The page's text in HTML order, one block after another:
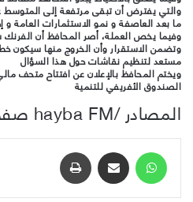
والتي يفترض أن تبقى مرتفعة إلى المتوسط
ما بعد العاصفة و نمو الاستثمارات العامة و
وفيما يخص العملة، أصر المحافظ أن
وتضمن الاستقرار وأن الخروج منها سيكون
مستعد لتنظيم نقاشات حول هذا السؤال
ويختم المحافظ بالإعلان عن افتتاح متحف
الصندوق الأفريفي للتنمية
المصادر /hayba FM صفحة بيت السلام